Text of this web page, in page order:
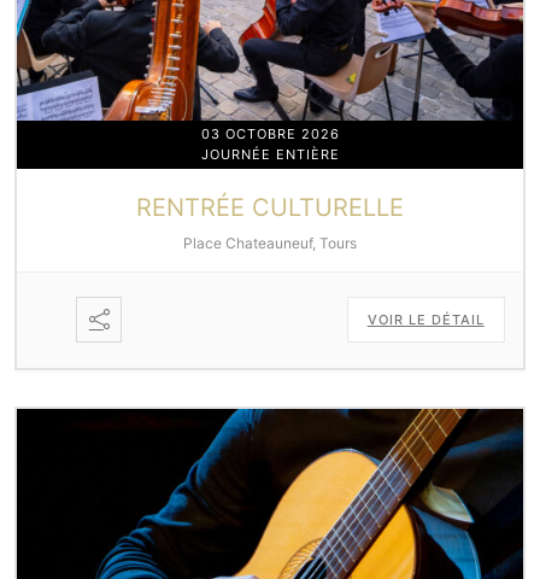
03 OCTOBRE 2026
JOURNÉE ENTIÈRE
RENTRÉE CULTURELLE
Place Chateauneuf, Tours
VOIR LE DÉTAIL